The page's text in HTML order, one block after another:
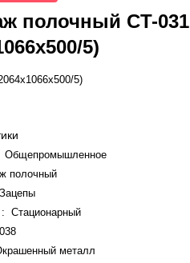
полочный СT-031
5)
5)
Общепромышленное
полочный
Зацепы
:
Стационарный
металл